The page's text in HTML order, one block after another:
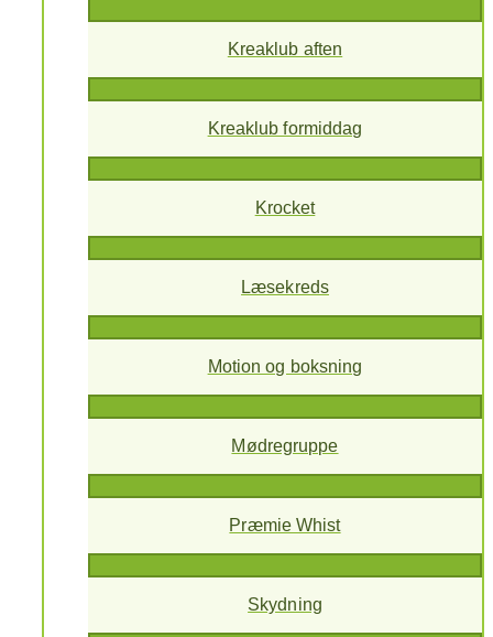
Kreaklub aften
Kreaklub formiddag
Krocket
Læsekreds
Motion og boksning
Mødregruppe
Præmie Whist
Skydning